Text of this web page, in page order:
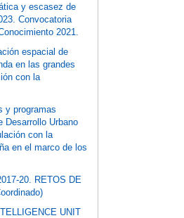
y escasez de
Convocatoria
2021.
espacial de
en las grandes
con la
y programas
Desarrollo Urbano
con la
en el marco de los
20. RETOS DE
UNIT